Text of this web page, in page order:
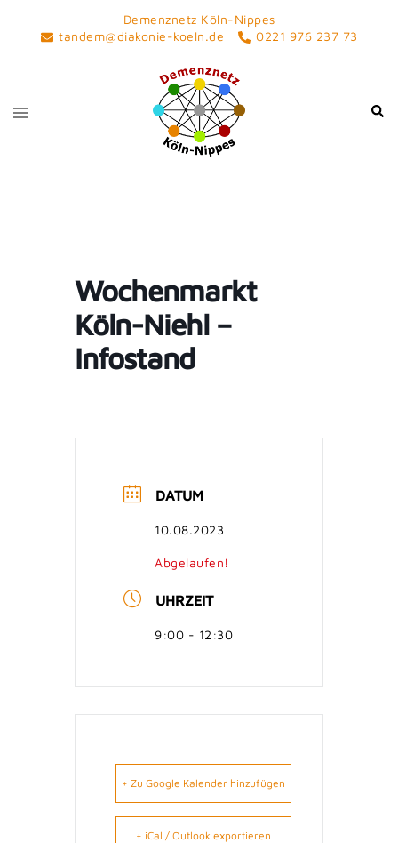
Demenznetz Köln-Nippes
tandem@diakonie-koeln.de
0221 976 237 73
Toggle
menu
Wochenmarkt
Köln-Niehl –
Infostand
DATUM
10.08.2023
Abgelaufen!
UHRZEIT
9:00 - 12:30
+ Zu Google Kalender hinzufügen
+ iCal / Outlook exportieren